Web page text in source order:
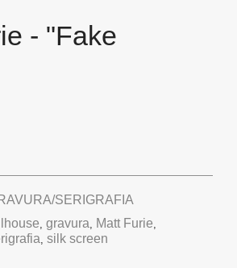
- "Fake
SERIGRAFIA
, gravura, Matt Furie,
, silk screen